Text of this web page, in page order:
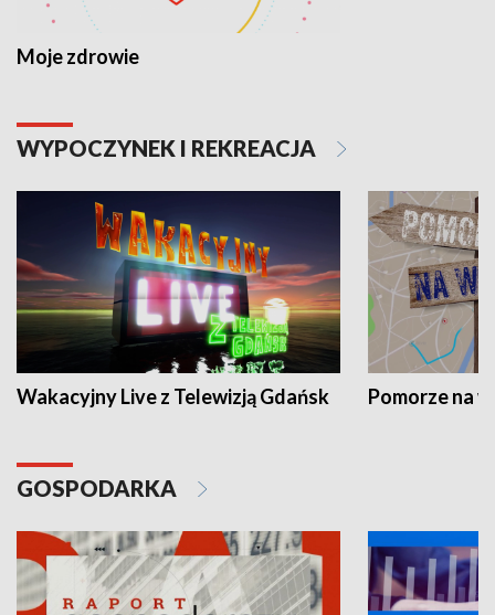
Moje zdrowie
WYPOCZYNEK I REKREACJA
Wakacyjny Live z Telewizją Gdańsk Pomorze na
GOSPODARKA